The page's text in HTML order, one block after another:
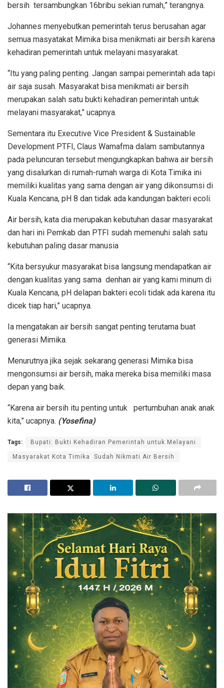
bersih tersambungkan 16bribu sekian rumah,” terangnya.
Johannes menyebutkan pemerintah terus berusahan agar
semua masyatakat Mimika bisa menikmati air bersih karena
kehadiran pemerintah untuk melayani masyarakat.
“Itu yang paling penting. Jangan sampai pemerintah ada tapi
air saja susah. Masyarakat bisa menikmati air bersih
merupakan salah satu bukti kehadiran pemerintah untuk
melayani masyarakat,” ucapnya.
Sementara itu Executive Vice President & Sustainable
Development PTFI, Claus Wamafma dalam sambutannya
pada peluncuran tersebut mengungkapkan bahwa air bersih
yang disalurkan di rumah-rumah warga di Kota Timika ini
memiliki kualitas yang sama dengan air yang dikonsumsi di
Kuala Kencana, pH 8 dan tidak ada kandungan bakteri ecoli.
Air bersih, kata dia merupakan kebutuhan dasar masyarakat
dan hari ini Pemkab dan PTFI sudah memenuhi salah satu
kebutuhan paling dasar manusia
“Kita bersyukur masyarakat bisa langsung mendapatkan air
dengan kualitas yang sama denhan air yang kami minum di
Kuala Kencana, pH delapan bakteri ecoli tidak ada karena itu
dicek tiap hari,” ucapnya.
Ia mengatakan air bersih sangat penting terutama buat
generasi Mimika.
Menurutnya jika sejak sekarang generasi Mimika bisa
mengonsumsi air bersih, maka mereka bisa memiliki masa
depan yang baik.
“Karena air bersih itu penting untuk pertumbuhan anak anak
kita,” ucapnya. (Yosefina)
Tags: Bupati: Bukti Kehadiran Pemerintah untuk Melayani
Masyarakat Kota Timika Sudah Nikmati Air Bersih